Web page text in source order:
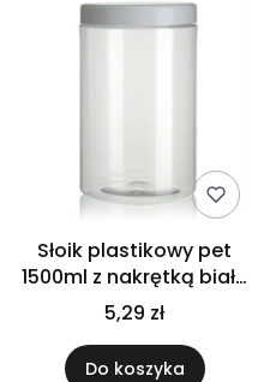
Słoik plastikowy pet
1500ml z nakrętką białą
1.5l
5,29 zł
Do koszyka